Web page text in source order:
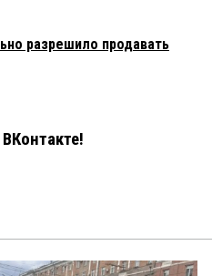
разрешило продавать